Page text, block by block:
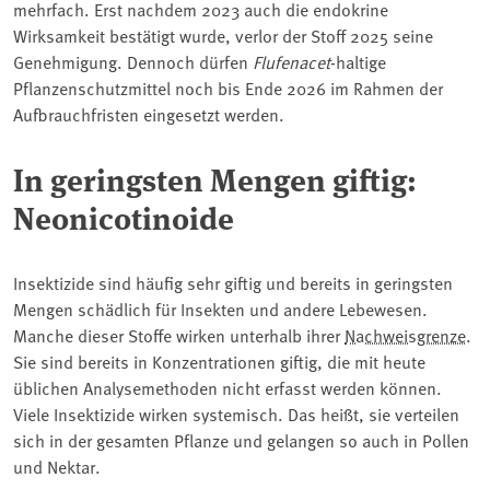
mehrfach. Erst nachdem 2023 auch die endokrine
Wirksamkeit bestätigt wurde, verlor der Stoff 2025 seine
Genehmigung. Dennoch dürfen Flufenacet-haltige
Pflanzenschutzmittel noch bis Ende 2026 im Rahmen der
Aufbrauchfristen eingesetzt werden.
In geringsten Mengen giftig:
Neonicotinoide
Insektizide sind häufig sehr giftig und bereits in geringsten
Mengen schädlich für Insekten und andere Lebewesen.
Manche dieser Stoffe wirken unterhalb ihrerNachweisgrenze.
Sie sind bereits in Konzentrationen giftig, die mit heute
üblichen Analysemethoden nicht erfasst werden können.
Viele Insektizide wirken systemisch. Das heißt, sie verteilen
sich in der gesamten Pflanze und gelangen so auch in Pollen
und Nektar.